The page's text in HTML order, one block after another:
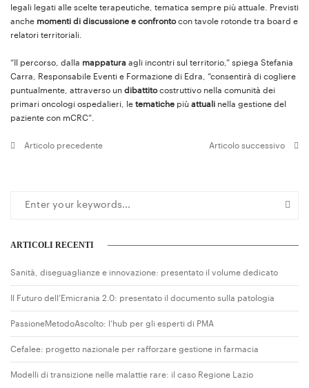
legali legati alle scelte terapeutiche, tematica sempre più attuale. Previsti
anche momenti di discussione e confrontocon tavole rotonde tra board e
relatori territoriali.
“Il percorso, dalla mappatura agli incontri sul territorio,” spiega Stefania
Carra, Responsabile Eventi e Formazione di Edra, “consentirà di cogliere
puntualmente, attraverso un dibattitocostruttivo nella comunità dei
primari oncologi ospedalieri, le tematiche più attuali nella gestione del
paziente con mCRC”.
Articolo precedente Articolo successivo
ARTICOLI RECENTI
Sanità, diseguaglianze e innovazione: presentato il volume dedicato
Il Futuro dell’Emicrania 2.0: presentato il documento sulla patologia
PassioneMetodoAscolto: l’hub per gli esperti di PMA
Cefalee: progetto nazionale per rafforzare gestione in farmacia
Modelli di transizione nelle malattie rare: il caso Regione Lazio